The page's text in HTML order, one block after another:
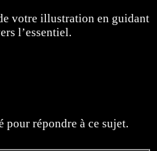
votre illustration en guidant
l’essentiel.
pour répondre à ce sujet.